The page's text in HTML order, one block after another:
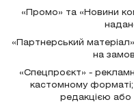
«Промо» та «Новини
«Партнерський
на
«Спецпроєкт» -
кастомному
редакцією або